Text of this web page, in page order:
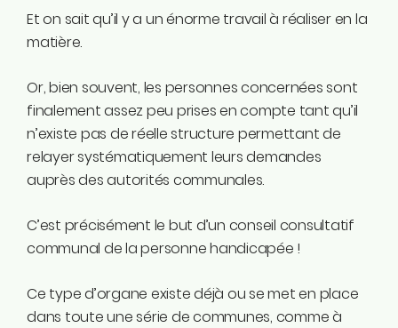
12/51 Avenue de Batta
4500 Huy
Téléphone
0494/90.59.19
Email
rodrigue.demeuse@ecolo.be
Et on sait qu’il y a un énorme travail à réaliser en la
matière.
Or, bien souvent, les personnes concernées sont
finalement assez peu prises en compte tant qu’il
n’existe pas de réelle structure permettant de
relayer systématiquement leurs demandes
auprès des autorités communales.
C’est précisément le but d’un conseil consultatif
communal de la personne handicapée !
Ce type d’organe existe déjà ou se met en place
dans toute une série de communes, comme à